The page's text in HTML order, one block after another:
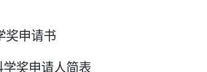
奖申请书
奖申请人简表